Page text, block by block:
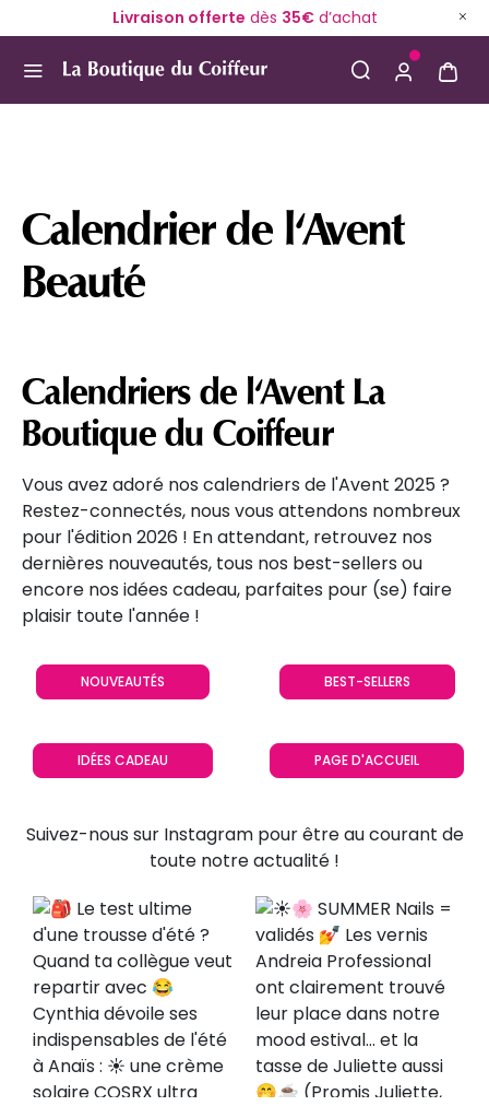
Livraison offerte dès 35€d’achat
Calendrier de l'Avent
Beauté
Calendriers de l'Avent La
Boutique du Coiffeur
Vous avez adoré nos calendriers de l'Avent 2025 ?
Restez-connectés, nous vous attendons nombreux
pour l'édition 2026 ! En attendant, retrouvez nos
dernières nouveautés, tous nos best-sellers ou
encore nos idées cadeau, parfaites pour (se) faire
plaisir toute l'année !
NOUVEAUTÉS BEST-SELLERS
IDÉES CADEAU PAGE D'ACCUEIL
Suivez-nous sur Instagram pour être au courant de
toute notre actualité !